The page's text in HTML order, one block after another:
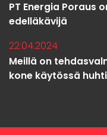
PT Energia Poraus
edelläkävijä
22.04.2024
Meillä on
kone käytössä